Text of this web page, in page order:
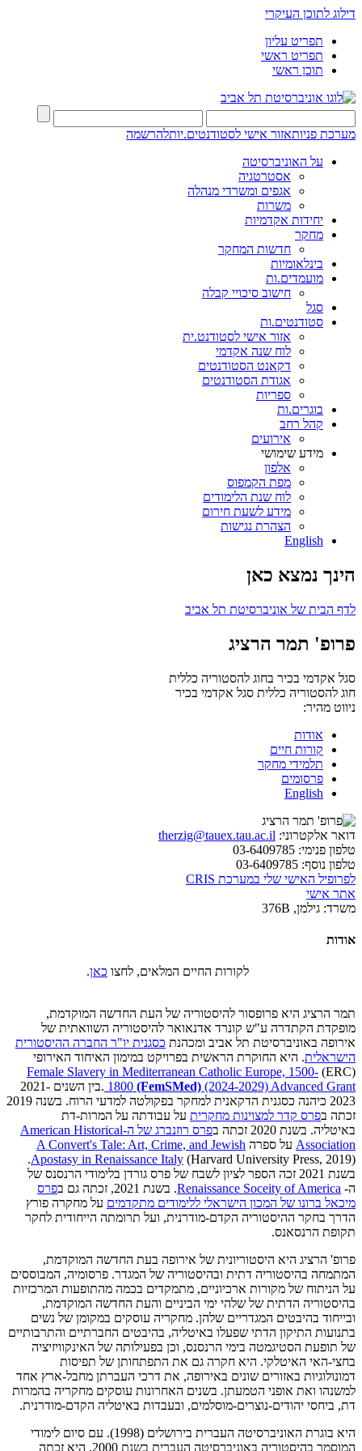
דילוג לתוכן העיקרי
תפריט עליון
תפריט ראשי
תוכן ראשי
מערכת פניותאזור אישי לסטודנטים.יותלהרשמה
על האוניברסיטה
אסטרטגיה
אגפים ומשרדי מנהלה
משרות
יחידות אקדמיות
מחקר
חדשות המחקר
בינלאומיות
מועמדים.ות
חישוב סיכויי קבלה
סגל
סטודנטים.ות
אזור אישי לסטודנט.ית
לוח שנה אקדמי
דקאנט הסטודנטים
אגודת הסטודנטים
ספריות
בוגרים.ות
קהל רחב
אירועים
מידע שימושי
אלפון
מפת הקמפוס
לוח שנת הלימודים
מידע לשעת חירום
הצהרת נגישות
English
הינך נמצא כאן
לדף הבית של אוניברסיטת תל אביב
פרופ' תמר הרציג
סגל אקדמי בכיר בחוג להסטוריה כללית
חוג להסטוריה כללית סגל אקדמי בכיר
ניווט מהיר:
אודות
קורות חיים
תלמידי מחקר
פרסומים
English
דואר אלקטרוני: therzig@tauex.tau.ac.il
טלפון פנימי:
טלפון נוסף:
לפרופיל האישי שלי במערכת CRIS
אתר אישי
משרד: גילמן, 376B
אודות
לקורות החיים המלאים, לחצו כאן.
תמר הרציג היא פרופסור להיסטוריה של העת החדשה המוקדמת,
מופקדת הקתדרה ע"ש קונרד אדנאואר להיסטוריה השוואתית של
אירופה באוניברסיטת תל אביב ומכהנת כסגנית יו"ר החברה ההיסטורית
הישראלית. היא החוקרת הראשית בפרויקט במימון האיחוד האירופי
(ERC)
Female Slavery in Mediterranean Catholic Europe, 1500-
1800 (FemSMed) (2024-2029) Advanced Grant
.בין השנים 2021-
2023 כיהנה כסגנית הדקאנית למחקר בפקולטה למדעי הרוח. בשנה 2019
זכתה בפרס קדר למצוינות מחקרית על עבודתה על המרות-דת
באיטליה. בשנת 2020 זכתה ב
פרס רוזנברג של ה-American Historical
Association על ספרה A Convert's Tale: Art, Crime, and Jewish
Apostasy in Renaissance Italy
(Harvard University Press, 2019).
בשנת 2021 זכה הספר לציון לשבח של פרס גורדן בלימודי הרנסנס של
ה- Renaissance Soceity of America. בשנת 2021, זכתה גם ב
פרס
מיכאל ברונו של המכון הישראלי ללימודים מתקדמים על מחקרה פורץ
הדרך בחקר ההיסטוריה הקדם-מודרנית, ועל תרומתה הייחודית לחקר
תקופת הרנסאנס.
פרופ' הרציג היא היסטוריונית של אירופה בעת החדשה המוקדמת,
המתמחה בהיסטוריה דתית ובהיסטוריה של המגדר. פרסומיה, המבוססים
על הניתוח של מקורות ארכיוניים, מתמקדים בכמה מהתופעות המרכזיות
בהיסטוריה הדתית של שלהי ימי הביניים והעת החדשה המוקדמת,
ובייחוד בהיבטים המגדריים שלהן. מחקריה עוסקים במקומן של נשים
בתנועות התיקון הדתי שפעלו באיטליה, בהיבטים החברתיים והתרבותיים
של תופעת הסטיגמטה בימי הרנסנס, וכן בפעילותה של האינקוויזיציה
בחצי-האי האיטלקי. היא חקרה גם את התפתחותן של תפיסות
דמונולוגיות באזורים שונים באירופה, את דרכי העברתן מחבל-ארץ אחד
למשנהו ואת אופני הטמעתן. בשנים האחרונות עוסקים מחקריה בהמרות
דת, ביחסי יהודים-נוצרים-מוסלמים, ובעבדות באיטליה הקדם-מודרנית.
היא בוגרת האוניברסיטה העברית בירושלים (1998). עם סיום לימודי
המוסמך בהיסטוריה באוניברסיטה העברית בשנת 2000, היא זכתה